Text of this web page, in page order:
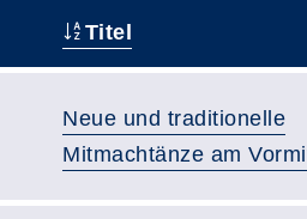
Titel
Neue und traditionelle
Mitmachtänze am